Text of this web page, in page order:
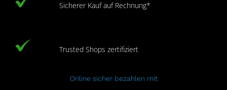
Sicherer Kauf auf Rechnung*
Trusted Shops zertifiziert
Online sicher bezahlen mit